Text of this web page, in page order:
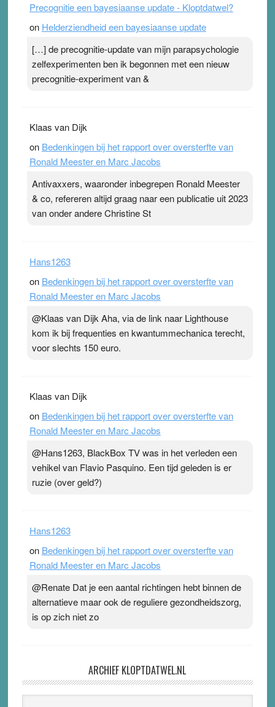
topsporters. Ze hopen ermee hun hartslag te verlagen
terwijl ze meer zuurstof opnemen. Daarop heeft zo’n
ademen’ kan goud waard zijn. Door…Lees meer
Pleisterplakkers in de topspsort ›[...]
Precognitie een bayesiaanse update - Kloptdatwel?
on Helderziendheid een bayesiaanse update
[…] de precognitie-update van mijn parapsychologie
zelfexperimenten ben ik begonnen met een nieuw
precognitie-experiment van &
Klaas van Dijk
on Bedenkingen bij het rapport over oversterfte van
Ronald Meester en Marc Jacobs
Antivaxxers, waaronder inbegrepen Ronald Meester
& co, refereren altijd graag naar een publicatie uit 2023
van onder andere Christine St
Hans1263
on Bedenkingen bij het rapport over oversterfte van
Ronald Meester en Marc Jacobs
@Klaas van Dijk Aha, via de link naar Lighthouse
kom ik bij frequenties en kwantummechanica terecht,
voor slechts 150 euro.
Klaas van Dijk
on Bedenkingen bij het rapport over oversterfte van
Ronald Meester en Marc Jacobs
@Hans1263, BlackBox TV was in het verleden een
vehikel van Flavio Pasquino. Een tijd geleden is er
ruzie (over geld?)
Hans1263
on Bedenkingen bij het rapport over oversterfte van
Ronald Meester en Marc Jacobs
@Renate Dat je een aantal richtingen hebt binnen de
alternatieve maar ook de reguliere gezondheidszorg,
is op zich niet zo
ARCHIEF KLOPTDATWEL.NL